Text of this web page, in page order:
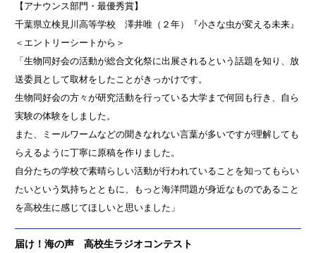
【アナウンス部門・最優秀賞】
千葉県立検見川高等学校 澤井唯（２年）『小さな虫が変える未来』
＜エントリーシートから＞
「生物同好会の活動が総合文化祭に出展されるという話題を知り、放
送委員として取材をしたことがきっかけです。
生物同好会の方々が研究活動を行っている大学まで何回も行き、自ら
実験の体験をしました。
また、ミールワームなどの聞きなれない言葉が多いですが理解しても
らえるように丁寧に原稿を作りました。
自分たちの学校で素晴らしい活動が行われていることを知ってもらい
たいという気持ちとともに、もっと海洋問題が身近なものであること
を高校生に感じてほしいと思いました」
届け！海の声 高校生ラジオコンテスト